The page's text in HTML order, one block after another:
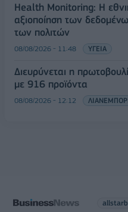
Health Monitoring: Η
αξιοποίηση των
των πολιτών
08/08/2026 - 11:48 ΥΓΕΙΑ
Διευρύνεται η
με 916 προϊόντα
08/08/2026 - 12:12